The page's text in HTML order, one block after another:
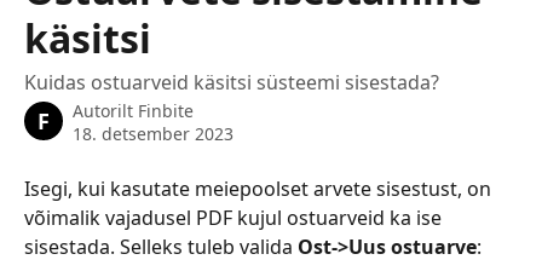
käsitsi
Kuidas ostuarveid käsitsi süsteemi sisestada?
F Autorilt Finbite
18. detsember 2023
Isegi, kui kasutate meiepoolset arvete sisestust, on
võimalik vajadusel PDF kujul ostuarveid ka ise
sisestada. Selleks tuleb valida Ost->Uus ostuarve: